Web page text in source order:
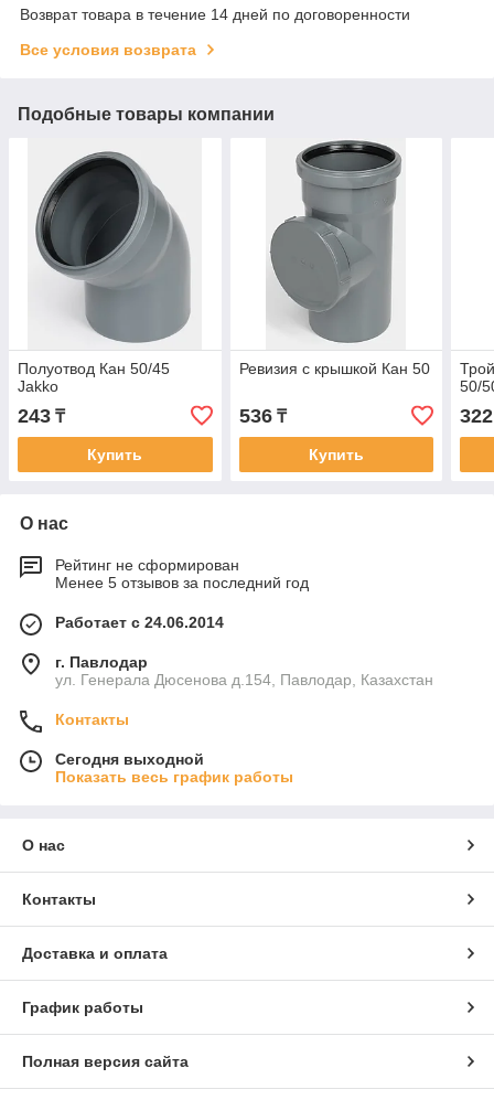
Возврат товара в течение 14 дней по договоренности
Все условия возврата
Подобные товары компании
Полуотвод Кан 50/45
Jakko
243 ₸
Купить
Ревизия с крышкой Кан 50
536₸
Купить
50/
322
О нас
Рейтинг не сформирован
Менее 5 отзывов за последний год
Работает с 24.06.2014
г. Павлодар
ул. Генерала Дюсенова д.154, Павлодар, Казахстан
Контакты
Сегодня выходной
Показать весь график работы
О нас
Контакты
Доставка и оплата
График работы
Полная версия сайта